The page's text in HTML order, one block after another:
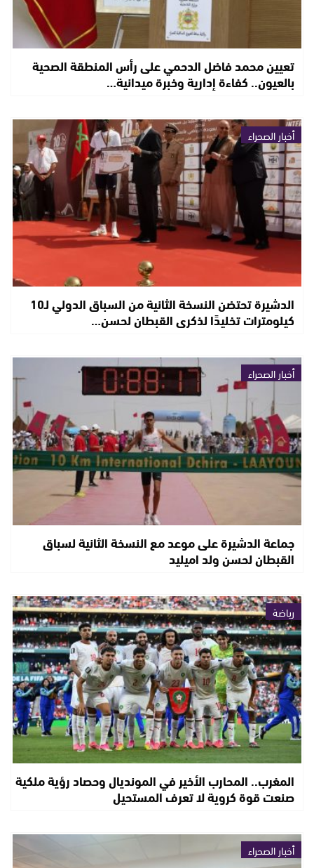
تعيين محمد فاضل الدحمي على رأس المنطقة الصحية
بالعيون.. كفاءة إدارية وخبرة ميدانية…
أخبار الصحراء
الدشيرة تحتضن النسخة الثانية من السباق الدولي لـ10
كيلومترات تخليدًا لذكرى القبطان لحسن…
أخبار الصحراء
جماعة الدشيرة على موعد مع النسخة الثانية لسباق
القبطان لحسن ولد اميليد
رياضة
المغرب.. المحارب الأخير في المونديال وحصاد رؤية ملكية
صنعت قوة كروية لا تعرف المستحيل
أخبار الصحراء